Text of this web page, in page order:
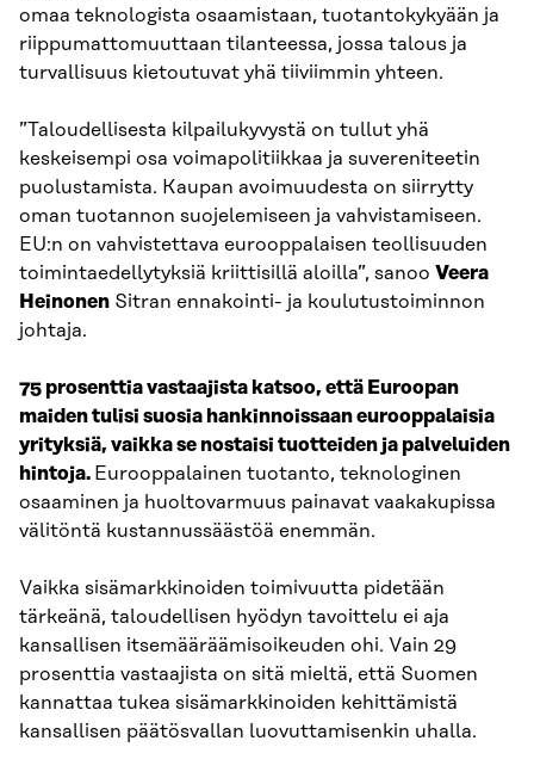
omaa teknologista osaamistaan, tuotantokykyään ja
riippumattomuuttaan tilanteessa, jossa talous ja
turvallisuus kietoutuvat yhä tiiviimmin yhteen.
”Taloudellisesta kilpailukyvystä on tullut yhä
keskeisempi osa voimapolitiikkaa ja suvereniteetin
puolustamista. Kaupan avoimuudesta on siirrytty
oman tuotannon suojelemiseen ja vahvistamiseen.
EU:n on vahvistettava eurooppalaisen teollisuuden
toimintaedellytyksiä kriittisillä aloilla”, sanoo Veera
Heinonen Sitran ennakointi- ja koulutustoiminnon
johtaja.
75 prosenttia vastaajista katsoo, että Euroopan
maiden tulisi suosia hankinnoissaan eurooppalaisia
yrityksiä, vaikka se nostaisi tuotteiden ja palveluiden
hintoja. Eurooppalainen tuotanto, teknologinen
osaaminen ja huoltovarmuus painavat vaakakupissa
välitöntä kustannussäästöä enemmän.
Vaikka sisämarkkinoiden toimivuutta pidetään
tärkeänä, taloudellisen hyödyn tavoittelu ei aja
kansallisen itsemääräämisoikeuden ohi. Vain 29
prosenttia vastaajista on sitä mieltä, että Suomen
kannattaa tukea sisämarkkinoiden kehittämistä
kansallisen päätösvallan luovuttamisenkin uhalla.